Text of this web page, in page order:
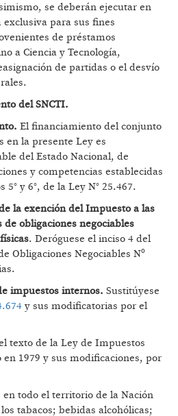
se deberán ejecutar en
para sus fines
de préstamos
a Ciencia y Tecnología,
de partidas o el desvío
del SNCTI.
El financiamiento del conjunto
en la presente Ley es
del Estado Nacional, de
y competencias establecidas
y 6°, de la Ley N° 25.467.
la exención del Impuesto a las
de obligaciones negociables
. Deróguese el inciso 4 del
Obligaciones Negociables Nº
impuestos internos. Sustitúyese
y sus modificatorias por el
texto de la Ley de Impuestos
1979 y sus modificaciones, por
en todo el territorio de la Nación
tabacos; bebidas alcohólicas;